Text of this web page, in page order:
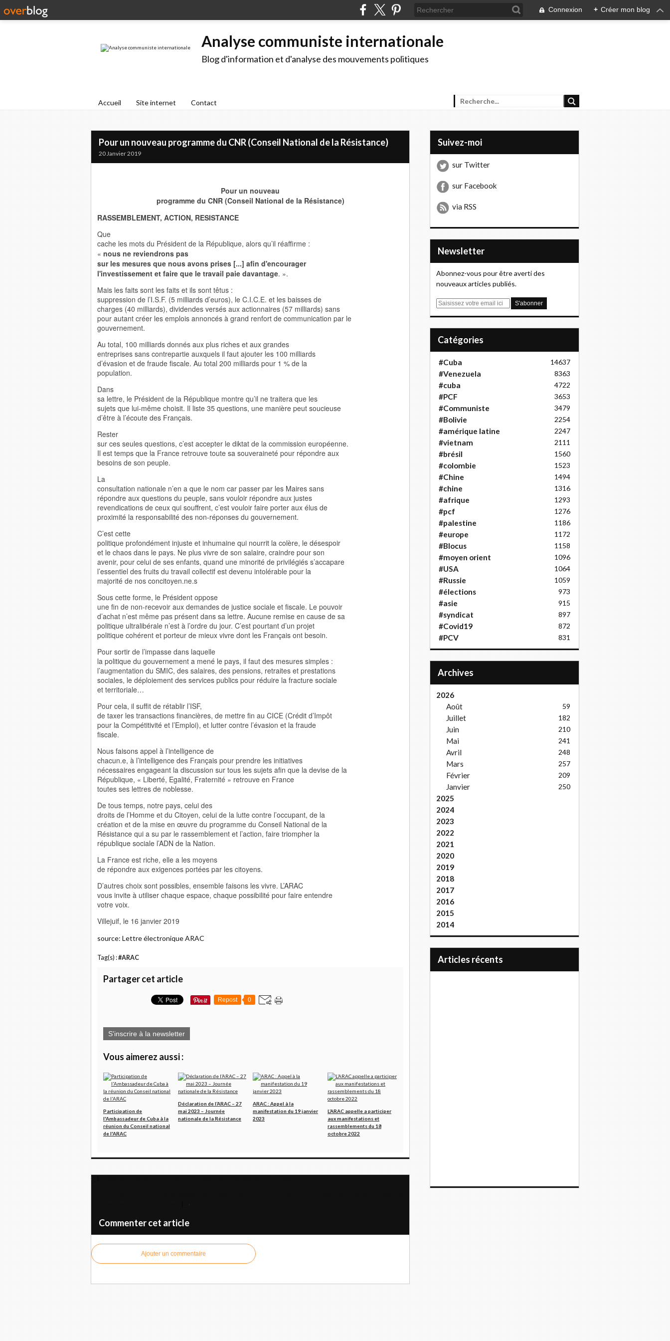
Connexion + Créer mon blog
Analyse communiste internationale
Blog d'information et d'analyse des mouvements politiques
Accueil Site internet Contact
Pour un nouveau programme du CNR (Conseil National de la Résistance)
20 Janvier 2019
Pour un nouveau
programme du CNR (Conseil National de la Résistance)
RASSEMBLEMENT, ACTION, RESISTANCE
Que
cache les mots du Président de la République, alors qu’il réaffirme :
« nous ne reviendrons pas
sur les mesures que nous avons prises [...] afin d'encourager
l'investissement et faire que le travail paie davantage. ».
Mais les faits sont les faits et ils sont têtus :
suppression de l’I.S.F. (5 milliards d’euros), le C.I.C.E. et les baisses de
charges (40 milliards), dividendes versés aux actionnaires (57 milliards) sans
pour autant créer les emplois annoncés à grand renfort de communication par le
gouvernement.
Au total, 100 milliards donnés aux plus riches et aux grandes
entreprises sans contrepartie auxquels il faut ajouter les 100 milliards
d’évasion et de fraude fiscale. Au total 200 milliards pour 1 % de la
population.
Dans
sa lettre, le Président de la République montre qu’il ne traitera que les
sujets que lui-même choisit. Il liste 35 questions, une manière peut soucieuse
d’être à l’écoute des Français.
Rester
sur ces seules questions, c’est accepter le diktat de la commission européenne.
Il est temps que la France retrouve toute sa souveraineté pour répondre aux
besoins de son peuple.
La
consultation nationale n’en a que le nom car passer par les Maires sans
répondre aux questions du peuple, sans vouloir répondre aux justes
revendications de ceux qui souffrent, c’est vouloir faire porter aux élus de
proximité la responsabilité des non-réponses du gouvernement.
C’est cette
politique profondément injuste et inhumaine qui nourrit la colère, le désespoir
et le chaos dans le pays. Ne plus vivre de son salaire, craindre pour son
avenir, pour celui de ses enfants, quand une minorité de privilégiés s’accapare
l’essentiel des fruits du travail collectif est devenu intolérable pour la
majorité de nos concitoyen.ne.s
Sous cette forme, le Président oppose
une fin de non-recevoir aux demandes de justice sociale et fiscale. Le pouvoir
d’achat n’est même pas présent dans sa lettre. Aucune remise en cause de sa
politique ultralibérale n’est à l’ordre du jour. C’est pourtant d’un projet
politique cohérent et porteur de mieux vivre dont les Français ont besoin.
Pour sortir de l’impasse dans laquelle
la politique du gouvernement a mené le pays, il faut des mesures simples :
l’augmentation du SMIC, des salaires, des pensions, retraites et prestations
sociales, le déploiement des services publics pour réduire la fracture sociale
et territoriale…
Pour cela, il suffit de rétablir l’ISF,
de taxer les transactions financières, de mettre fin au CICE (Crédit d’Impôt
pour la Compétitivité et l’Emploi), et lutter contre l’évasion et la fraude
fiscale.
Nous faisons appel à l’intelligence de
chacun.e, à l’intelligence des Français pour prendre les initiatives
nécessaires engageant la discussion sur tous les sujets afin que la devise de la
République, « Liberté, Egalité, Fraternité » retrouve en France
toutes ses lettres de noblesse.
De tous temps, notre pays, celui des
droits de l’Homme et du Citoyen, celui de la lutte contre l’occupant, de la
création et de la mise en œuvre du programme du Conseil National de la
Résistance qui a su par le rassemblement et l’action, faire triompher la
république sociale l’ADN de la Nation.
La France est riche, elle a les moyens
de répondre aux exigences portées par les citoyens.
D’autres choix sont possibles, ensemble faisons les vivre. L’ARAC
vous invite à utiliser chaque espace, chaque possibilité pour faire entendre
votre voix.
Villejuif, le 16 janvier 2019
source: Lettre électronique ARAC
Tag(s) :#ARAC
Partager cet article
Repost 0
S'inscrire à la newsletter
Vous aimerez aussi :
Participation de
l'Ambassadeur de Cuba à la
réunion du Conseil national
de l'ARAC
Déclaration de l’ARAC – 27
mai 2023 – Journée
nationale de la Résistance
ARAC : Appel à la
manifestation du 19 janvier
2023
L’ARAC appelle a participer
aux manifestations et
rassemblements du 18
octobre 2022
Commenter cet article
Ajouter un commentaire
Suivez-moi
sur Twitter
sur Facebook
via RSS
Newsletter
Abonnez-vous pour être averti des
nouveaux articles publiés.
E
Catégories
#Cuba 14637
#Venezuela 8363
#cuba 4722
#PCF 3653
#Communiste 3479
#Bolivie 2254
#amérique latine 2247
#vietnam 2111
#brésil 1560
#colombie 1523
#Chine 1494
#chine 1316
#afrique 1293
#pcf 1276
#palestine 1186
#europe 1172
#Blocus 1158
#moyen orient 1096
#USA 1064
#Russie 1059
#élections 973
#asie 915
#syndicat 897
#Covid19 872
#PCV 831
Archives
2026
Août
59
Juillet 182
Juin 210
Mai 241
Avril 248
Mars 257
Février 209
Janvier 250
2025
2024
2023
2022
2021
2020
2019
2018
2017
2016
2015
2014
articles récents